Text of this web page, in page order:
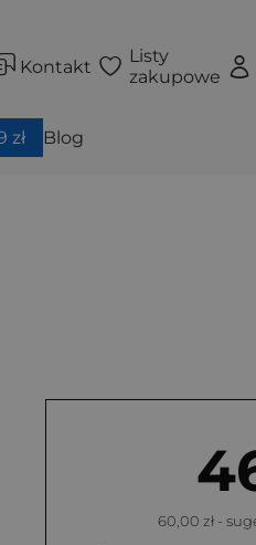
Kontakt
Listy
zakupowe
zł Blog
60,00 zł -